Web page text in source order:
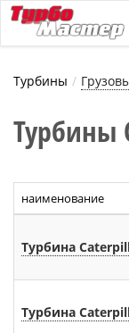
Турбины
Турбины
наименование
Турбина
Турбина